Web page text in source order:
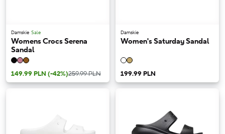
Damskie Sale
Womens Crocs Serena
Sandal
149.99 PLN (-42%)259.99 PLN
Damskie
Women's Saturday Sandal
199.99 PLN